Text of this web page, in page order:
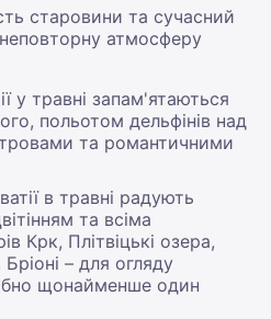
старовини та сучасний
атмосферу
у травні запам'ятаються
польотом дельфінів над
та романтичними
в травні радують
та всіма
Крк, Плітвіцькі озера,
– для огляду
щонайменше один